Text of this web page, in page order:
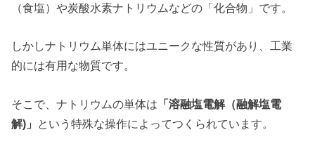
（食塩）や炭酸水素ナトリウムなどの「化合物」です。
しかしナトリウム単体にはユニークな性質があり、工業
的には有用な物質です。
そこで、ナトリウムの単体は 「溶融塩電解（融解塩電
解)」 という特殊な操作によってつくられています。